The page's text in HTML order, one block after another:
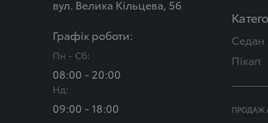
вул. Велика Кільцева, 56
Графік роботи:
Пн - Сб:
08:00 - 20:00
Нд:
09:00 - 18:00
Седан
Пікап
ПРОДАЖ